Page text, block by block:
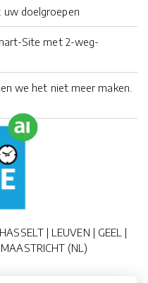
uw doelgroepen
Site met 2-weg-
we het niet meer maken.
| LEUVEN | GEEL |
(NL)